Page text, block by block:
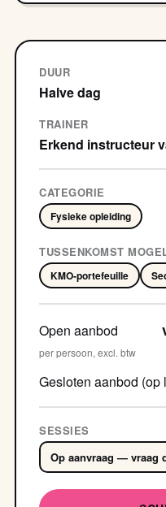
DUUR
Halve dag
TRAINER
Erkend instructeur
CATEGORIE
Fysieke opleiding
TUSSENKOMST
KMO-portefeuille
Open aanbod
per persoon, excl. btw
Gesloten aanbod (op
SESSIES
Op aanvraag — vraag